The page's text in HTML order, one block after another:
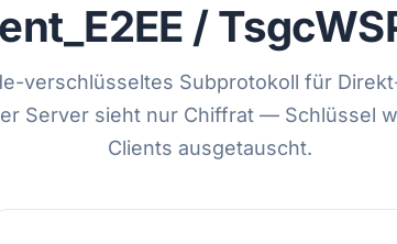
/
verschlüsseltes Subprotokoll für
Server sieht nur Chiffrat — Schlüssel
Clients ausgetauscht.